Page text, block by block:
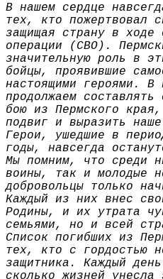
В нашем сердце
тех, кто пожертвовал
защищая страну в ходе
операции (СВО).
значительную роль в
бойцы, проявившие
настоящими героями. В
продолжаем
бою из Пермского
подвиг и выразить
Герои, ушедшие в
годы, навсегда
Мы помним, что среди
воины, так и молодые
добровольцы только
Каждый из них внес
Родины, и их утрата
семьями, но и всей
Список погибших из
тех, кто с гордостью
защитника. Каждый
сколько жизней унесла